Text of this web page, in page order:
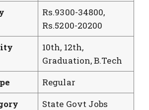
Rs.9300-34800,
Rs.5200-20200
10th, 12th,
Graduation, B.Tech
Regular
State Govt Jobs